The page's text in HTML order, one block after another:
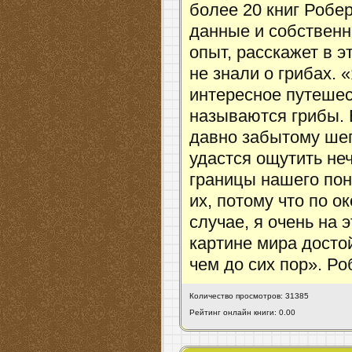
более 20 книг
данные и
опыт, расскажет в
не знали о грибах.
интересное
называются
давно забытому
удастся ощутить
границы нашего
их, потому что по
случае, я очень на
картине мира
чем до сих пор».
Количество просмотров: 31385
Рейтинг онлайн книги: 0.00